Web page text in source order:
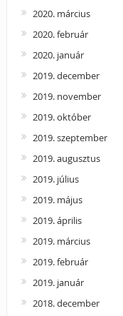
2020. március
2020. február
2020. január
2019. december
2019. november
2019. október
2019. szeptember
2019. augusztus
2019. július
2019. május
2019. április
2019. március
2019. február
2019. január
2018. december